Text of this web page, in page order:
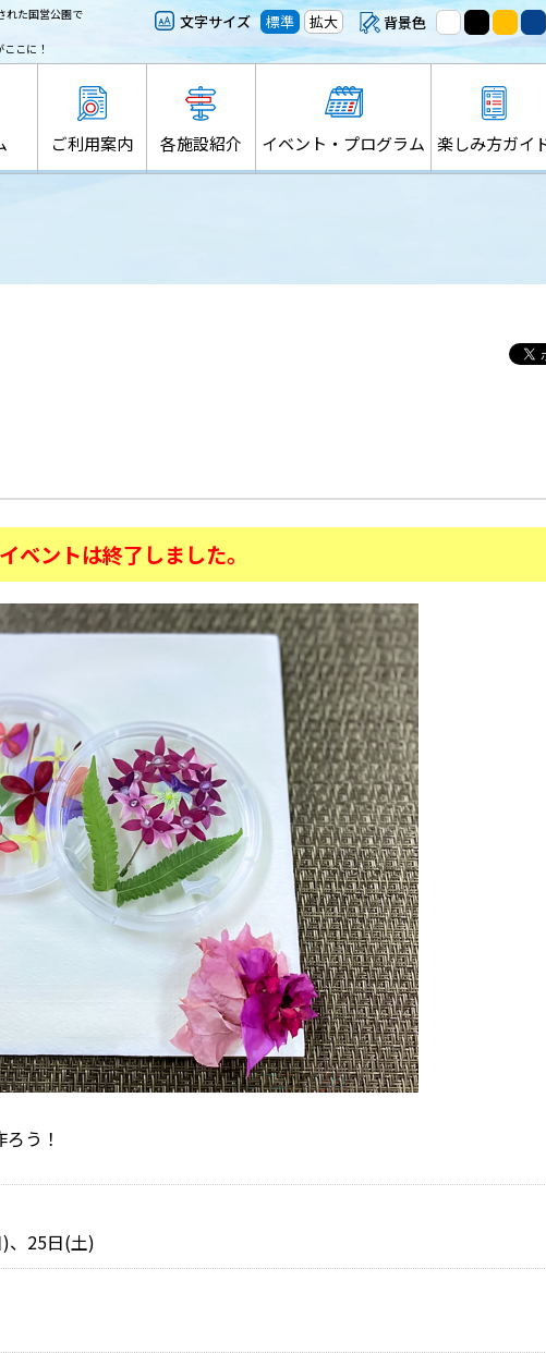
れた国営公園で
こに！
文字サイズ 標準 拡大 背景色
ご利用案内 各施設紹介 イベント・プログラム 楽しみ方ガイ
ベントは終了しました。
う！
、25日(土)